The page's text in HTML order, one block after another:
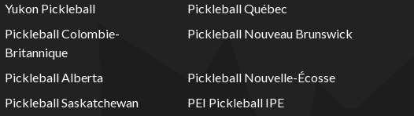
Yukon Pickleball
Pickleball Québec
Pickleball Colombie-
Britannique
Pickleball Nouveau Brunswick
Pickleball Alberta
Pickleball Nouvelle-Écosse
Pickleball Saskatchewan
PEI Pickleball IPE